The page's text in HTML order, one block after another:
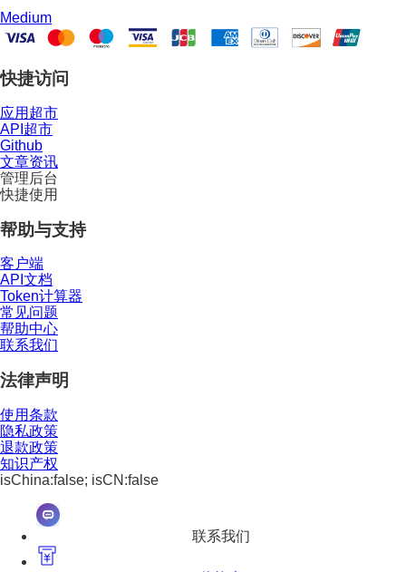
Medium
快捷访问
应用超市
API超市
Github
文章资讯
管理后台
快捷使用
帮助与支持
客户端
API文档
Token计算器
常见问题
帮助中心
联系我们
法律声明
使用条款
隐私政策
退款政策
知识产权
isChina:false; isCN:false
联系我们